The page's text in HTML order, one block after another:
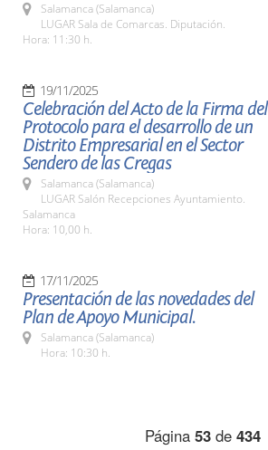
Salamanca (Salamanca)
LUGAR Sala de Comarcas. Diputación.
Hora: 11:30 h.
19/11/2025
Celebración del Acto de la Firma del
Protocolo para el desarrollo de un
Distrito Empresarial en el Sector
Sendero de las Cregas
Salamanca (Salamanca)
LUGAR Salón Recepciones Ayuntamiento.
Salamanca
Hora: 10,00 h.
17/11/2025
Presentación de las novedades del
Plan de Apoyo Municipal.
Salamanca (Salamanca)
Hora: 10:30 h.
Página 53 de 434